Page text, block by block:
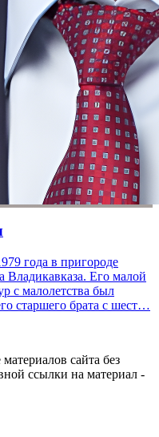
года в пригороде
Владикавказа. Его малой
с малолетства был
старшего брата с шест…
сайта без
ссылки на материал -